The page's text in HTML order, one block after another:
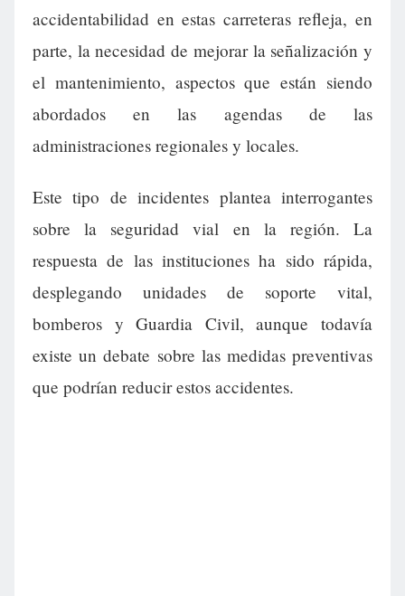
accidentabilidad en estas carreteras refleja, en
parte, la necesidad de mejorar la señalización y
el mantenimiento, aspectos que están siendo
abordados en las agendas de las
administraciones regionales y locales.
Este tipo de incidentes plantea interrogantes
sobre la seguridad vial en la región. La
respuesta de las instituciones ha sido rápida,
desplegando unidades de soporte vital,
bomberos y Guardia Civil, aunque todavía
existe un debate sobre las medidas preventivas
que podrían reducir estos accidentes.